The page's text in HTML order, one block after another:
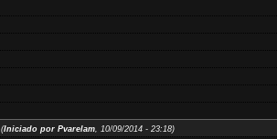
(Iniciado por Pvarelam, 10/09/2014 - 23:18)